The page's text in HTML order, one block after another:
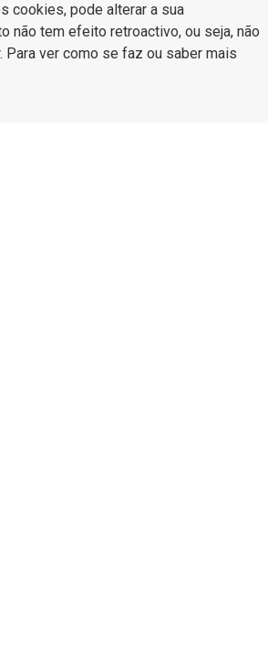
cookies, pode alterar a sua
não tem efeito retroactivo, ou seja, não
ver como se faz ou saber mais